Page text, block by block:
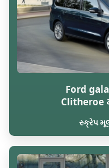
Ford
Clitheroe
સ્ક્રેપ